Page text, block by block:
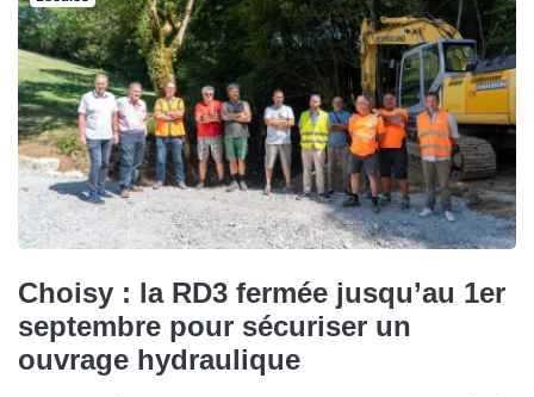
Choisy : la RD3 fermée jusqu’au 1er
septembre pour sécuriser un
ouvrage hydraulique